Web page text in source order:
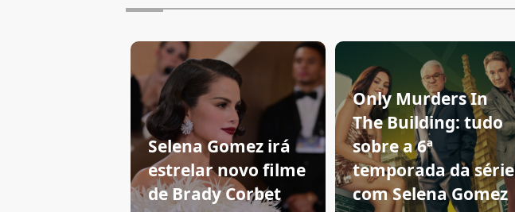
Selena Gomez irá
estrelar novo filme
de Brady Corbet
Only Murders In
The Building: tudo
sobre a 6ª
temporada da série
com Selena Gomez